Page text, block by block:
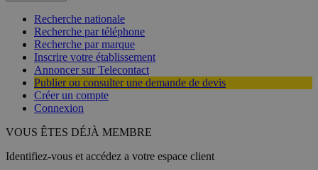
Recherche nationale
Recherche par téléphone
Recherche par marque
Inscrire votre établissement
Annoncer sur Telecontact
Publier ou consulter une demande de devis
Créer un compte
Connexion
VOUS ÊTES DÉJÀ MEMBRE
Identifiez-vous et accédez a votre espace client